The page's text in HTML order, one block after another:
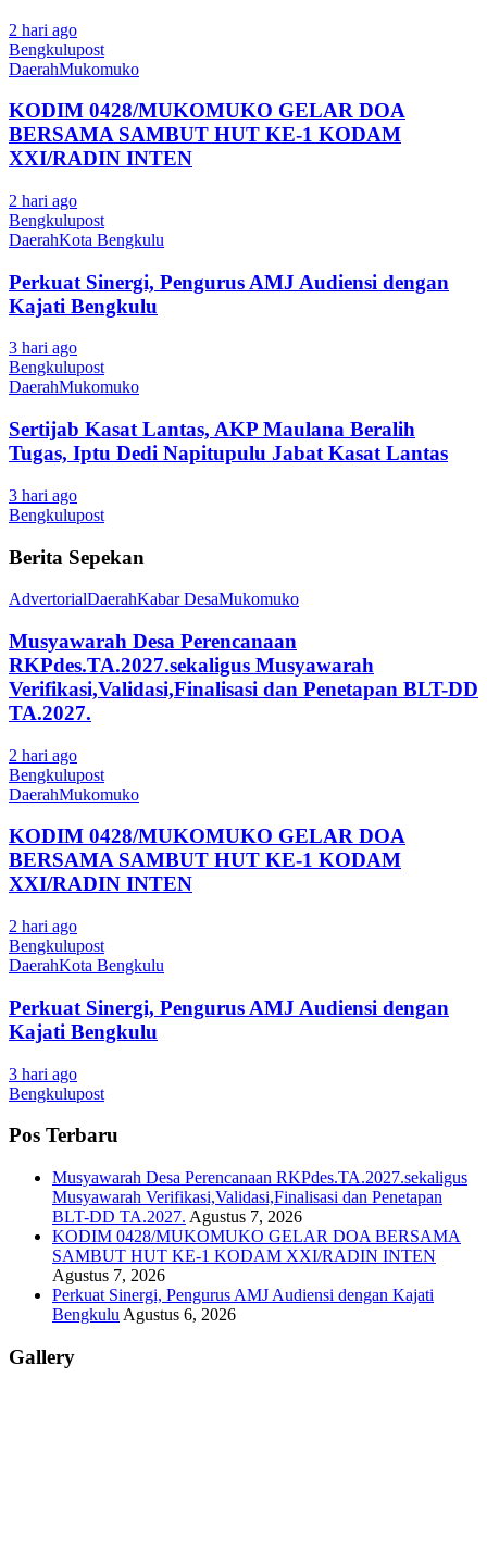
2 hari ago
Bengkulupost
DaerahMukomuko
KODIM 0428/MUKOMUKO GELAR DOA
BERSAMA SAMBUT HUT KE-1 KODAM
XXI/RADIN INTEN
2 hari ago
Bengkulupost
DaerahKota Bengkulu
Perkuat Sinergi, Pengurus AMJ Audiensi dengan
Kajati Bengkulu
3 hari ago
Bengkulupost
DaerahMukomuko
Sertijab Kasat Lantas, AKP Maulana Beralih
Tugas, Iptu Dedi Napitupulu Jabat Kasat Lantas
3 hari ago
Bengkulupost
Berita Sepekan
AdvertorialDaerahKabar DesaMukomuko
Musyawarah Desa Perencanaan
RKPdes.TA.2027.sekaligus Musyawarah
Verifikasi,Validasi,Finalisasi dan Penetapan BLT-DD
TA.2027.
2 hari ago
Bengkulupost
DaerahMukomuko
KODIM 0428/MUKOMUKO GELAR DOA
BERSAMA SAMBUT HUT KE-1 KODAM
XXI/RADIN INTEN
2 hari ago
Bengkulupost
DaerahKota Bengkulu
Perkuat Sinergi, Pengurus AMJ Audiensi dengan
Kajati Bengkulu
3 hari ago
Bengkulupost
Pos Terbaru
Musyawarah Desa Perencanaan RKPdes.TA.2027.sekaligus
Musyawarah Verifikasi,Validasi,Finalisasi dan Penetapan
BLT-DD TA.2027. Agustus 7, 2026
KODIM 0428/MUKOMUKO GELAR DOA BERSAMA
SAMBUT HUT KE-1 KODAM XXI/RADIN INTEN
Agustus 7, 2026
Perkuat Sinergi, Pengurus AMJ Audiensi dengan Kajati
Bengkulu Agustus 6, 2026
Gallery